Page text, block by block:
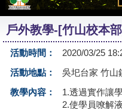
活動花絮
課程一覽表
志工與社團
戶外教學-[竹山校本
活動時間：
2020/03/25
活動地點：
吳圯台家 竹山
教學內容：
1.透過實作讓
2.使學員嘹解